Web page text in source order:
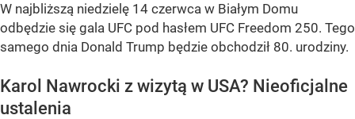
W najbliższą niedzielę 14 czerwca w Białym Domu
odbędzie się gala UFC pod hasłem UFC Freedom 250. Tego
samego dnia Donald Trump będzie obchodził 80. urodziny.
Karol Nawrocki z wizytą w USA? Nieoficjalne
ustalenia